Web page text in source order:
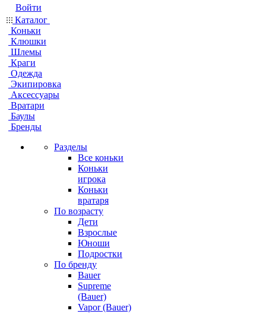
Войти
Каталог
Коньки
Клюшки
Шлемы
Краги
Одежда
Экипировка
Аксессуары
Вратари
Баулы
Бренды
Разделы
Все коньки
Коньки
игрока
Коньки
вратаря
По возрасту
Дети
Взрослые
Юноши
Подростки
По бренду
Bauer
Supreme
(Bauer)
Vapor (Bauer)